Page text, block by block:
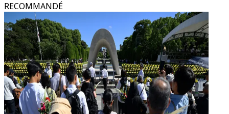
RECOMMANDÉ